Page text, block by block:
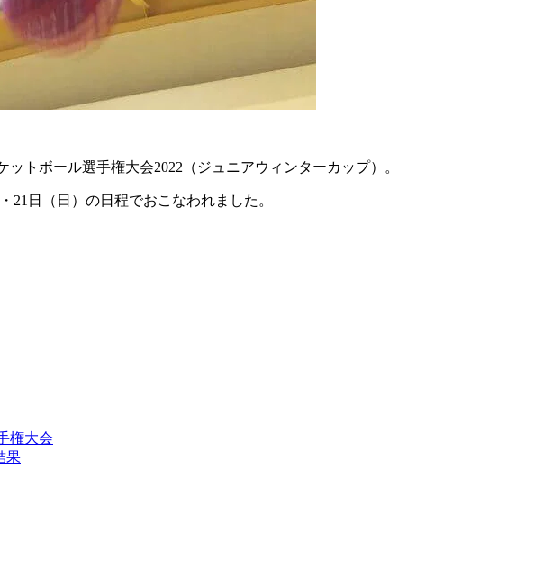
トボール選手権大会2022（ジュニアウィンターカップ）。
21日（日）の日程でおこなわれました。
権大会
果